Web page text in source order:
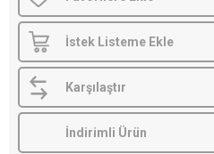
İstek Listeme Ekle
Karşılaştır
İndirimli Ürün